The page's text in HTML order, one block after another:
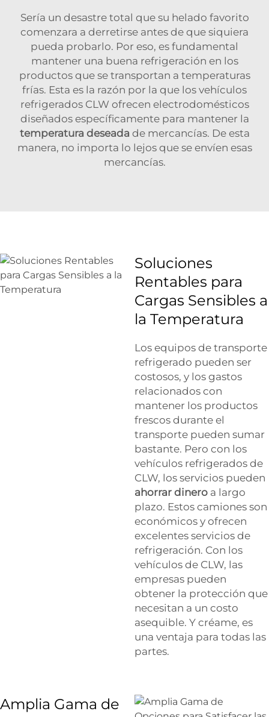
Sería un desastre total que su helado favorito
comenzara a derretirse antes de que siquiera
pueda probarlo. Por eso, es fundamental
mantener una buena refrigeración en los
productos que se transportan a temperaturas
frías. Esta es la razón por la que los vehículos
refrigerados CLW ofrecen electrodomésticos
diseñados específicamente para mantener la
temperatura deseada de mercancías. De esta
manera, no importa lo lejos que se envíen esas
mercancías.
Soluciones
Rentables para
Cargas Sensibles a
la Temperatura
Los equipos de transporte
refrigerado pueden ser
costosos, y los gastos
relacionados con
mantener los productos
frescos durante el
transporte pueden sumar
bastante. Pero con los
vehículos refrigerados de
CLW, los servicios pueden
ahorrar dinero a largo
plazo. Estos camiones son
económicos y ofrecen
excelentes servicios de
refrigeración. Con los
vehículos de CLW, las
empresas pueden
obtener la protección que
necesitan a un costo
asequible. Y créame, es
una ventaja para todas las
partes.
Amplia Gama de